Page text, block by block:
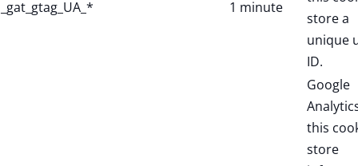
_gat_gtag_UA_* 1 minute
store a
unique
ID.
Google
this
store